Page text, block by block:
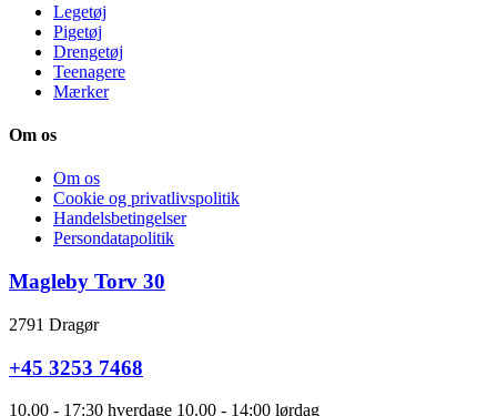
Legetøj
Pigetøj
Drengetøj
Teenagere
Mærker
Om os
Om os
Cookie og privatlivspolitik
Handelsbetingelser
Persondatapolitik
Magleby Torv 30
2791 Dragør
+45 3253 7468
10.00 - 17:30 hverdage 10.00 - 14:00 lørdag